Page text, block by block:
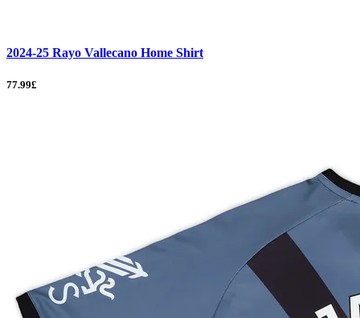
2024-25 Rayo Vallecano Home Shirt
77.99£